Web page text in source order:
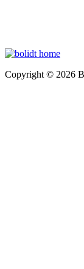
Copyright © 2026